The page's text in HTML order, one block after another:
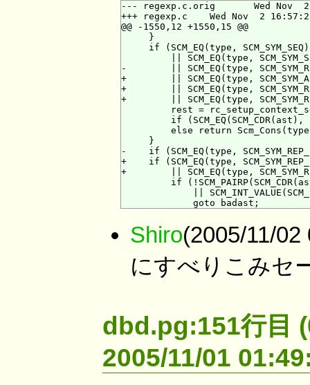
--- regexp.c.orig       Wed Nov  2
+++ regexp.c    Wed Nov  2
@@ -1550,12 +1550,15 @@
     }
if (SCM_EQ(type,
|| SCM_EQ(type,
-        || SCM_EQ(type,
+        || SCM_EQ(type,
+        || SCM_EQ(type,
+        || SCM_EQ(type,
rest =
if (SCM_EQ(SCM_CDR(ast),
else return
     }
-    if (SCM_EQ(type,
+    if (SCM_EQ(type,
+        || SCM_EQ(type,
if
||
Shiro(2005/11/
にすべりこみセ
dbd.pg:151行目
2005/11/01